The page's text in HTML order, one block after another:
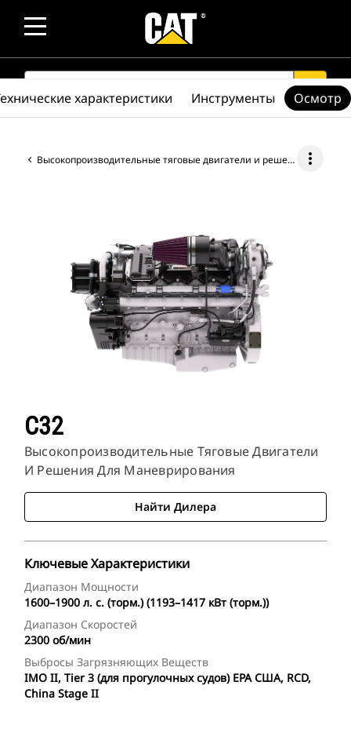
SEARCH search
Высокопроизводительные тяговые двигатели и решения для маневрирования more_vert
C32
Высокопроизводительные Тяговые Двигатели
И Решения Для Маневрирования
Найти Дилера
Ключевые Характеристики
Диапазон Мощности
1600–1900 л. с. (торм.) (1193–1417 кВт (торм.))
Диапазон Скоростей
2300 об/мин
Выбросы Загрязняющих Веществ
IMO II, Tier 3 (для прогулочных судов) EPA США, RCD,
China Stage II
характеристики Инструменты Осмотр